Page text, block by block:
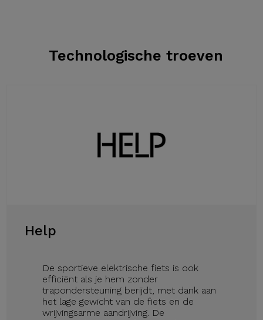
Technologische troeven
Help
De sportieve elektrische fiets is ook
efficiënt als je hem zonder
trapondersteuning berijdt, met dank aan
het lage gewicht van de fiets en de
wrijvingsarme aandrijving. De